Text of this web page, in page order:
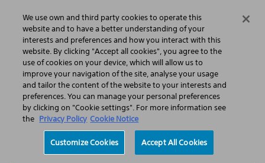
Sehr geehrte(r)
Besucher(in),
We use own and third party cookies to operate this
website and to have a better understanding of your
interests and preferences and how you interact with this
website. By clicking "Accept all cookies", you agree to the
use of cookies on your device, which will allow us to
improve your navigation of the site, analyse your usage
and tailor the content of the website to your interests and
preferences. You can manage your personal preferences
by clicking on "Cookie settings". For more information see
the Privacy Policy Cookie Notice
Customize Cookies Accept All Cookies